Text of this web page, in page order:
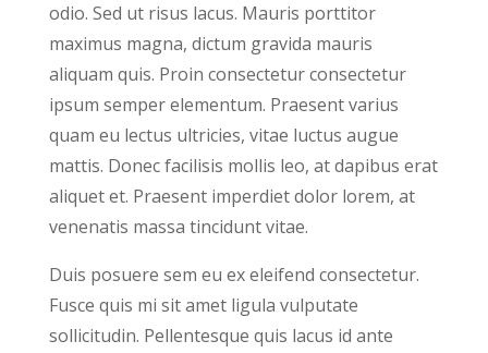
odio. Sed ut risus lacus. Mauris porttitor
maximus magna, dictum gravida mauris
aliquam quis. Proin consectetur consectetur
ipsum semper elementum. Praesent varius
quam eu lectus ultricies, vitae luctus augue
mattis. Donec facilisis mollis leo, at dapibus erat
aliquet et. Praesent imperdiet dolor lorem, at
venenatis massa tincidunt vitae.
Duis posuere sem eu ex eleifend consectetur.
Fusce quis mi sit amet ligula vulputate
sollicitudin. Pellentesque quis lacus id ante